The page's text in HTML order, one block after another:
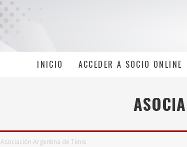
INICIO ACCEDER A SOCIO ONLINE
Asociación Argentina de Tenis